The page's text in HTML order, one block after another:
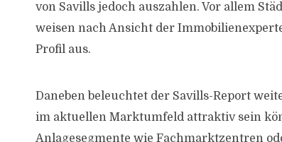
von Savills jedoch auszahlen. Vor allem
weisen nach Ansicht der
Profil aus.
Daneben beleuchtet der Savills-Report
im aktuellen Marktumfeld attraktiv sein
Anlagesegmente wie Fachmarktzentren